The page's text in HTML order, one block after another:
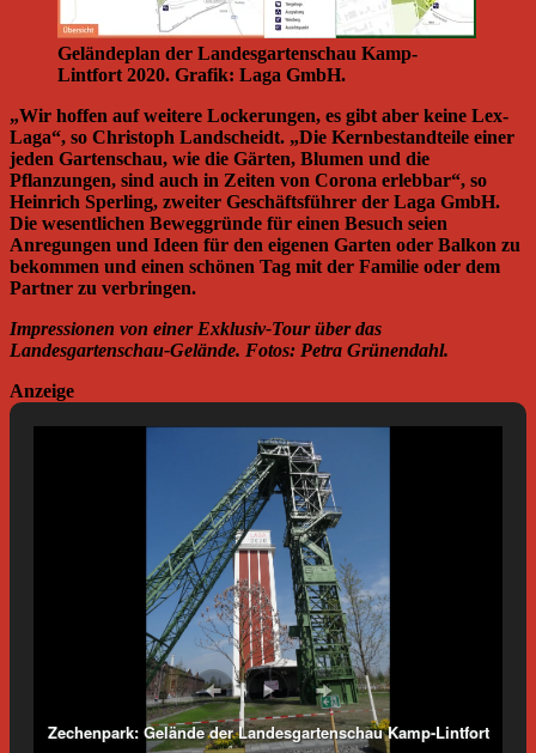
Geländeplan der Landesgartenschau Kamp-
Lintfort 2020. Grafik: Laga GmbH.
„Wir hoffen auf weitere Lockerungen, es gibt aber keine Lex-
Laga“, so Christoph Landscheidt. „Die Kernbestandteile einer
jeden Gartenschau, wie die Gärten, Blumen und die
Pflanzungen, sind auch in Zeiten von Corona erlebbar“, so
Heinrich Sperling, zweiter Geschäftsführer der Laga GmbH.
Die wesentlichen Beweggründe für einen Besuch seien
Anregungen und Ideen für den eigenen Garten oder Balkon zu
bekommen und einen schönen Tag mit der Familie oder dem
Partner zu verbringen.
Impressionen von einer Exklusiv-Tour über das
Landesgartenschau-Gelände. Fotos: Petra Grünendahl.
Anzeige
Zechenpark: Gelände der Landesgartenschau Kamp-Lintfort